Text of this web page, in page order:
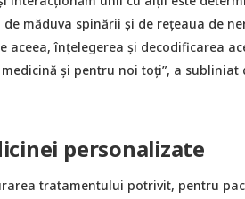
măduva spinării și de rețeaua de
aceea, înțelegerea și decodificarea
și pentru noi toți”, a subliniat
personalizate
tratamentului potrivit, pentru